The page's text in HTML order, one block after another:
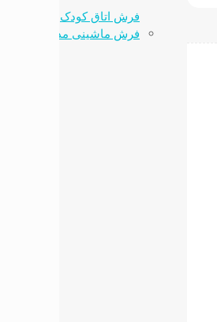
فرش اتاق کودک
فرش ماشینی مدرن